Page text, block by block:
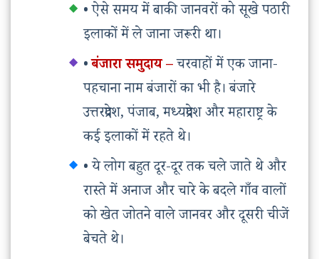
• ऐसे समय में बाकी जानवरों को सूखे पठारी
इलाकों में ले जाना जरूरी था।
•बंजारा समुदाय –चरवाहों में एक जाना-
पहचाना नाम बंजारों का भी है। बंजारे
उत्तरप्रदेश, पंजाब, मध्यप्रदेश और महाराष्ट्र के
कई इलाकों में रहते थे।
• ये लोग बहुत दूर-दूर तक चले जाते थे और
रास्ते में अनाज और चारे के बदले गाँव वालों
को खेत जोतने वाले जानवर और दूसरी चीजें
बेचते थे।